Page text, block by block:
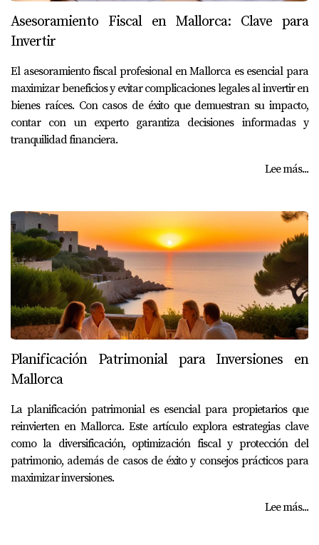
Asesoramiento Fiscal en Mallorca: Clave para
Invertir
El asesoramiento fiscal profesional en Mallorca es esencial para
maximizar beneficios y evitar complicaciones legales al invertir en
bienes raíces. Con casos de éxito que demuestran su impacto,
contar con un experto garantiza decisiones informadas y
tranquilidad financiera.
Lee más...
Planificación Patrimonial para Inversiones en
Mallorca
La planificación patrimonial es esencial para propietarios que
reinvierten en Mallorca. Este artículo explora estrategias clave
como la diversificación, optimización fiscal y protección del
patrimonio, además de casos de éxito y consejos prácticos para
maximizar inversiones.
Lee más...